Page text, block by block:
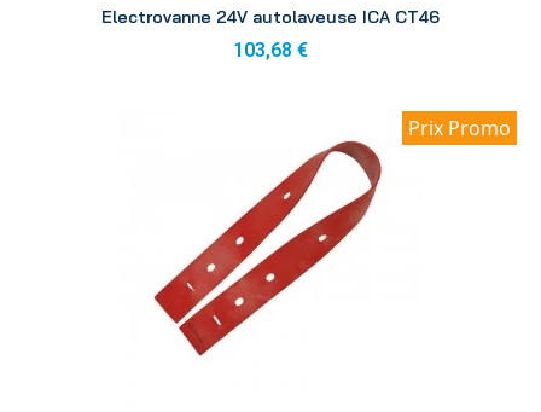
Electrovanne 24V autolaveuse ICA CT46
103,68 €
Prix Promo